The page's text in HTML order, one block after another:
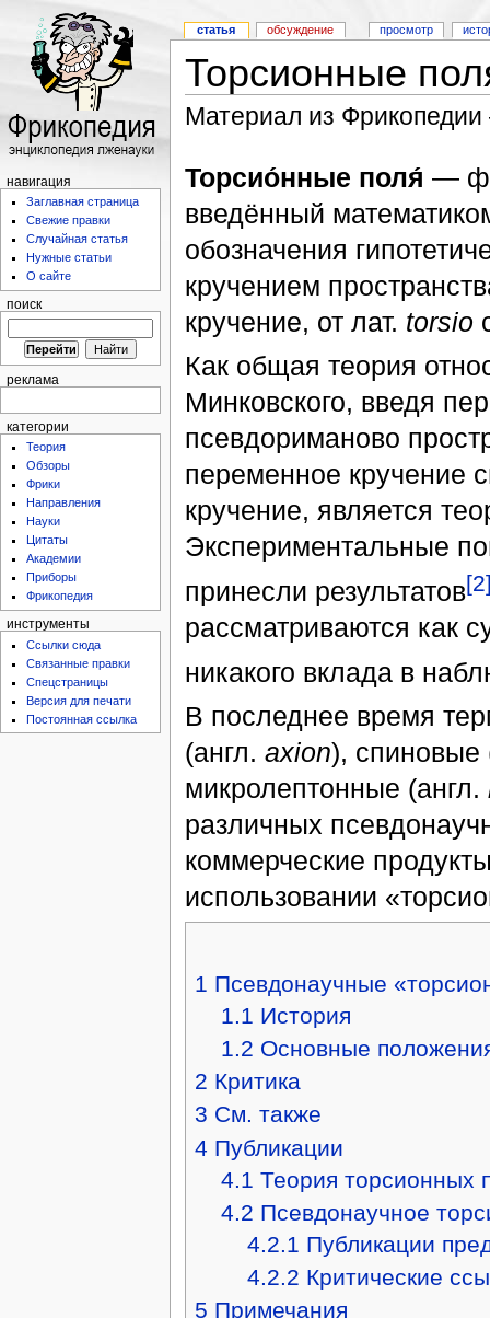
статья обсуждение просмотр
навигация
Заглавная страница
Свежие правки
Случайная статья
Нужные статьи
О сайте
поиск
реклама
категории
Теория
Обзоры
Фрики
Направления
Науки
Цитаты
Академии
Приборы
Фрикопедия
инструменты
Ссылки сюда
Связанные правки
Спецстраницы
Версия для печати
Постоянная ссылка
Торсионные
Материал из
Торсио́нные поля́ —
введённый
обозначения
кручением
кручение, от лат. torsio
Как общая теория
Минковского, введя
псевдориманово
переменное кручение
кручение, является
Экспериментальные
принесли результатов
рассматриваются как
никакого вклада в
В последнее время
(англ. axion), спиновые
микролептонные (англ.
различных
коммерческие
использовании
1 Псевдонаучные
1.1 История
1.2 Основные
2 Критика
3 См. также
4 Публикации
4.1 Теория торсионных
4.2 Псевдонаучное
4.2.1 Публикации
4.2.2 Критические
5 Примечания